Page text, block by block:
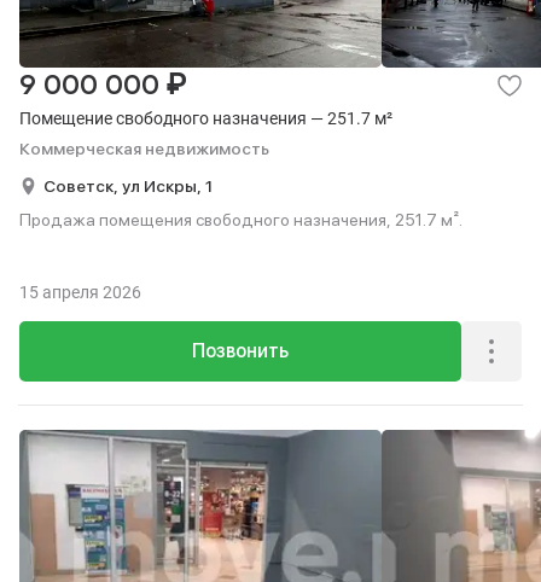
Помещение свободного назначения — 251.7 м²
Коммерческая недвижимость
9 000 000 ₽
Советск, ул Искры, 1
Продажа помещения свободного назначения, 251.7 м².
Позвонить
15 апреля 2026